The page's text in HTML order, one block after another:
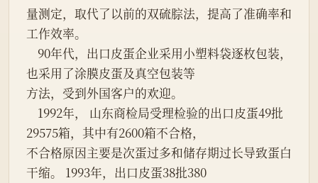
量测定，取代了以前的双硫腙法，提高了准确率和
工作效率。
也采用了涂膜皮蛋及真空包装等
方法，受到外国客户的欢迎。
29575箱，其中有2600箱不合格，
不合格原因主要是次蛋过多和储存期过长导致蛋白
干缩。 1993年，出口皮蛋38批380